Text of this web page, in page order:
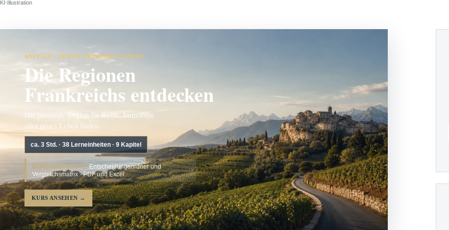
KI-Illustration
ANZEIGE · FRANCE PREMIUM ACADEMY
Die Regionen
Frankreichs entdecken
Die passende Region für Reise, Immobilie
oder neues Leben finden.
ca. 3 Std. · 38 Lerneinheiten · 9 Kapitel
BONUSMATERIAL: Entscheidungsordner und
Vergleichsmatrix · PDF und Excel
KURS ANSEHEN →